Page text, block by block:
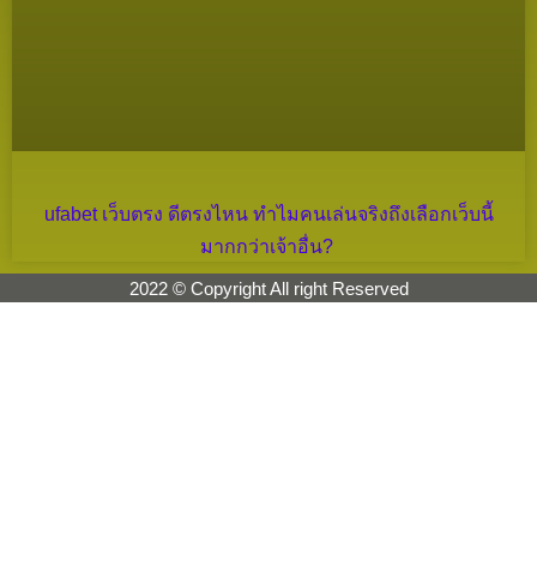
ufabet เว็บตรง ดีตรงไหน ทำไมคนเล่นจริงถึงเลือกเว็บนี้
มากกว่าเจ้าอื่น?
2022 © Copyright All right Reserved